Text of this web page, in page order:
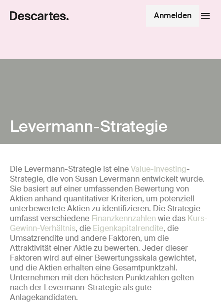
Anmelden
Levermann-Strategie
Die Levermann-Strategie ist eineValue-Investing-
Strategie, die von Susan Levermann entwickelt wurde.
Sie basiert auf einer umfassenden Bewertung von
Aktien anhand quantitativer Kriterien, um potenziell
unterbewertete Aktien zu identifizieren. Die Strategie
umfasst verschiedene Finanzkennzahlenwie das Kurs-
Gewinn-Verhältnis, die Eigenkapitalrendite, die
Umsatzrendite und andere Faktoren, um die
Attraktivität einer Aktie zu bewerten. Jeder dieser
Faktoren wird auf einer Bewertungsskala gewichtet,
und die Aktien erhalten eine Gesamtpunktzahl.
Unternehmen mit den höchsten Punktzahlen gelten
nach der Levermann-Strategie als gute
Anlagekandidaten.